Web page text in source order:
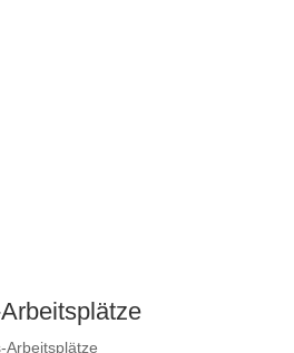
Arbeitsplätze